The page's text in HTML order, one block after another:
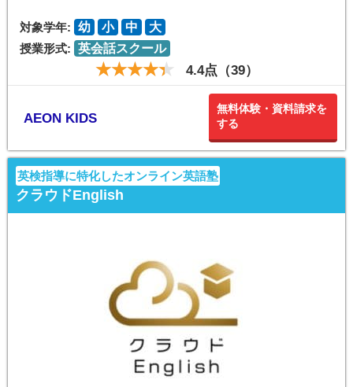
対象学年: 幼 小 中
大
授業形式: 英会話スクール
4.4点（39）
AEON KIDS
無料体験・資料請求を
する
英検指導に特化したオンライン英語塾
クラウドEnglish